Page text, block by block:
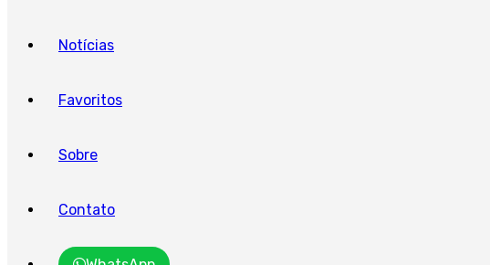
Notícias
Favoritos
Sobre
Contato